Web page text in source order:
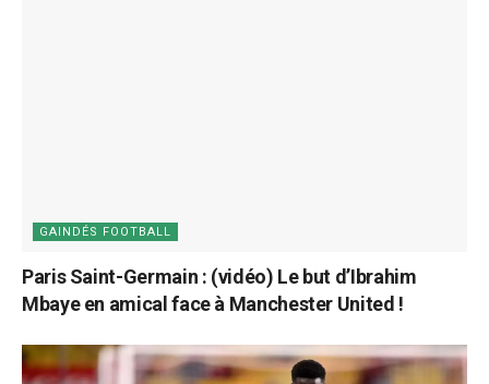
GAINDÉS FOOTBALL
Paris Saint-Germain : (vidéo) Le but d’Ibrahim
Mbaye en amical face à Manchester United !